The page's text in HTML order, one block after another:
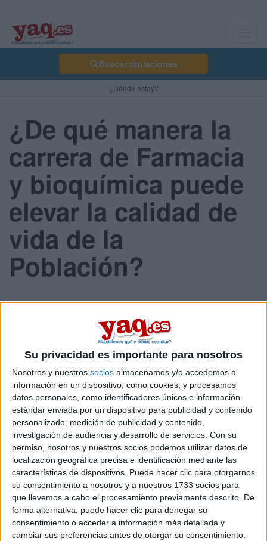
Su privacidad es importante para nosotros
Nosotros y nuestros socios almacenamos y/o accedemos a
información en un dispositivo, como cookies, y procesamos
datos personales, como identificadores únicos e información
estándar enviada por un dispositivo para publicidad y contenido
personalizado, medición de publicidad y contenido,
investigación de audiencia y desarrollo de servicios. Con su
permiso, nosotros y nuestros socios podemos utilizar datos de
localización geográfica precisa e identificación mediante las
características de dispositivos. Puede hacer clic para otorgarnos
su consentimiento a nosotros y a nuestros 1733 socios para
que llevemos a cabo el procesamiento previamente descrito. De
forma alternativa, puede hacer clic para denegar su
consentimiento o acceder a información más detallada y
cambiar sus preferencias antes de otorgar su consentimiento.
Buscar titulaciones
¿Dónde estoy?
¿De qué manera la
carrera de Farmacia
y bioquímica puede
elevar la calidad de
vida de la
Población?
regístratepara enviar comentarios
Belaisa
Desconectado
Quiero postular a esta carrera pero esa pregunta me tiene en
duda.
Belaisa
Inicio
Etiquetas: La universidad - un mundo Farmacia